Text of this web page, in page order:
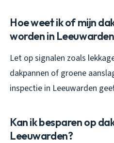
Hoe weet ik of mijn
worden in
Let op signalen zoals
dakpannen of groene
inspectie in Leeuwarden
Kan ik besparen op
Leeuwarden?